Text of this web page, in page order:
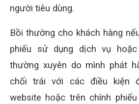
người tiêu dùng.
Bồi thường cho khách hàng
phiếu sử dụng dịch vụ
thường xuyên do mình phát
chối trái với các điều kiện
website hoặc trên chính